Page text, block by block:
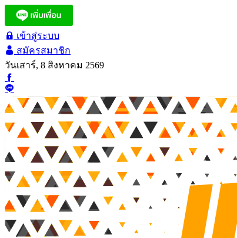
เข้าสู่ระบบ
สมัครสมาชิก
วันเสาร์, 8 สิงหาคม 2569